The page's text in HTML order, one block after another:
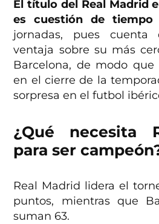
El título del Real Madrid
es cuestión de tiempo
jornadas, pues
ventaja sobre su más
Barcelona, de modo que
en el cierre de la
sorpresa en el futbol
¿Qué necesita
para ser
Real Madrid lidera el
puntos, mientras que
suman 63.